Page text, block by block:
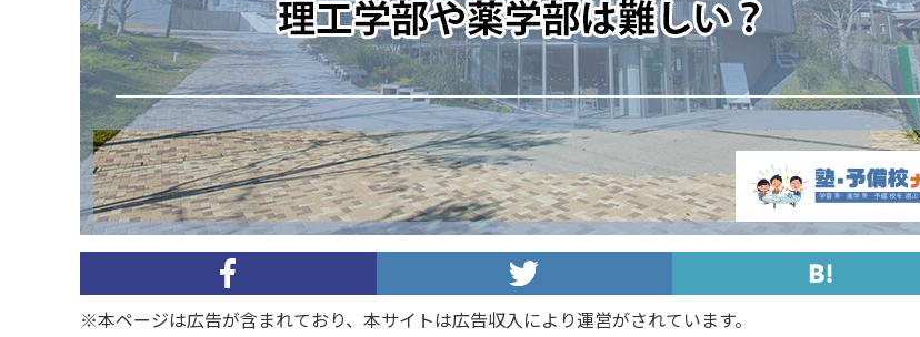
※本ページは広告が含まれており、本サイトは広告収入により運営がされています。